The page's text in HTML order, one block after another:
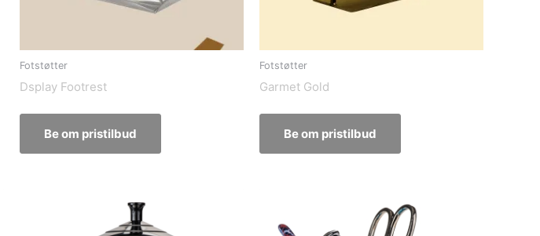
Fotstøtter
Dsplay Footrest
Be om pristilbud
Fotstøtter
Garmet Gold
Be om pristilbud